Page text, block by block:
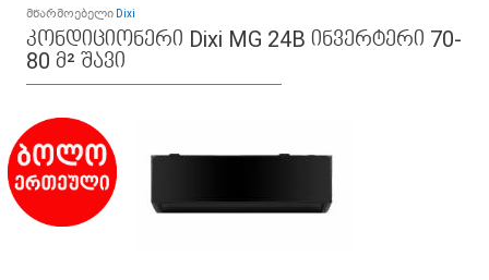
მწარმოებელი Dixi
კონდიციონერი Dixi MG 24B ინვერტერი 70-
80 მ² შავი